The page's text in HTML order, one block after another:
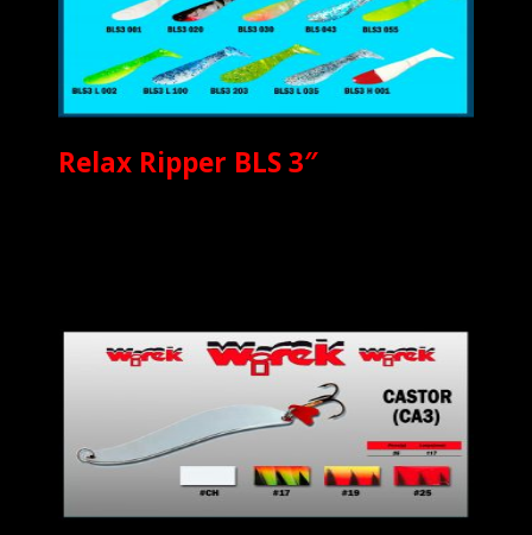
Relax Ripper BLS 3″